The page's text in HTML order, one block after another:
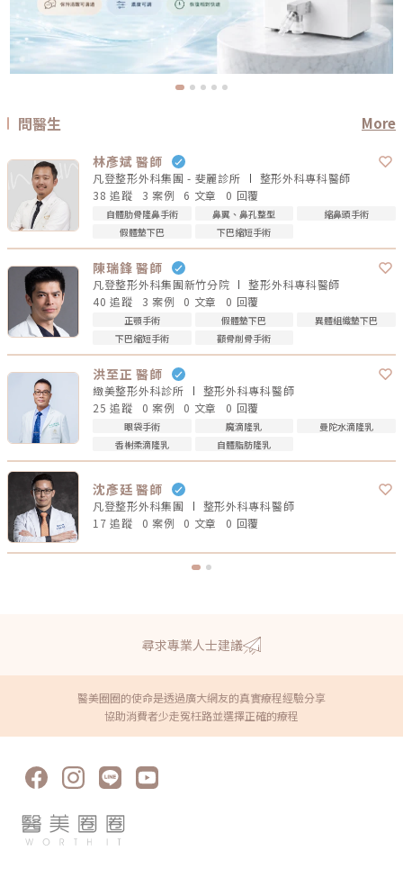
問醫生 More
林彥斌 醫師
凡登整形外科集團 - 斐麗診所 整形外科專科醫師
38 追蹤
3 案例 6 文章 0 回覆
自體肋骨隆鼻手術 鼻翼、鼻孔整型
縮鼻頭手術
假體墊下巴
下巴縮短手術
陳瑞鋒 醫師
凡登整形外科集團新竹分院 整形外科專科醫師
40 追蹤
3 案例 0 文章 0 回覆
正顎手術 假體墊下巴
異體組織墊下巴
下巴縮短手術
顴骨削骨手術
洪至正 醫師
緻美整形外科診所 整形外科專科醫師
25 追蹤
0 案例 0 文章 0 回覆
眼袋手術 魔滴隆乳
曼陀水滴隆乳
香榭柔滴隆乳
自體脂肪隆乳
沈彥廷 醫師
凡登整形外科集團 整形外科專科醫師
17 追蹤
0 案例 0 文章 0 回覆
尋求專業人士建議
醫美圈圈的使命是透過廣大網友的真實療程經驗分享
協助消費者少走冤枉路並選擇正確的療程